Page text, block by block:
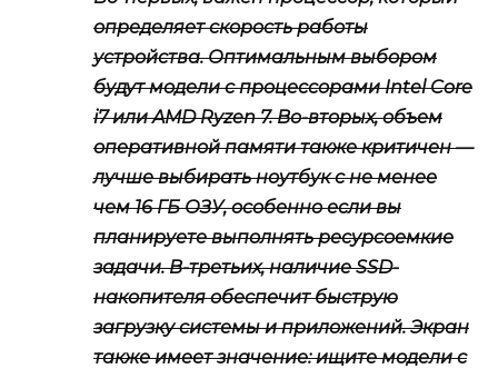
определяет скорость работы
устройства. Оптимальным выбором
будут модели с процессорами Intel Core
i7 или AMD Ryzen 7. Во-вторых, объем
оперативной памяти также критичен —
лучше выбирать ноутбук с не менее
чем 16 ГБ ОЗУ, особенно если вы
планируете выполнять ресурсоемкие
задачи. В-третьих, наличие SSD-
накопителя обеспечит быструю
загрузку системы и приложений. Экран
также имеет значение: ищите модели с